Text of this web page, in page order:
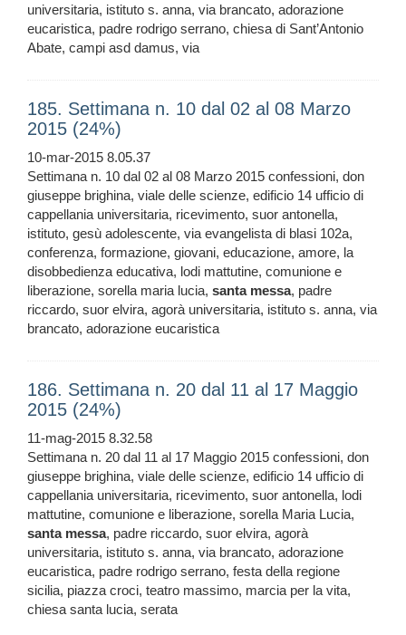
universitaria, istituto s. anna, via brancato, adorazione
eucaristica, padre rodrigo serrano, chiesa di Sant’Antonio
Abate, campi asd damus, via
185. Settimana n. 10 dal 02 al 08 Marzo
2015 (24%)
10-mar-2015 8.05.37
Settimana n. 10 dal 02 al 08 Marzo 2015 confessioni, don
giuseppe brighina, viale delle scienze, edificio 14 ufficio di
cappellania universitaria, ricevimento, suor antonella,
istituto, gesù adolescente, via evangelista di blasi 102a,
conferenza, formazione, giovani, educazione, amore, la
disobbedienza educativa, lodi mattutine, comunione e
liberazione, sorella maria lucia, santa messa, padre
riccardo, suor elvira, agorà universitaria, istituto s. anna, via
brancato, adorazione eucaristica
186. Settimana n. 20 dal 11 al 17 Maggio
2015 (24%)
11-mag-2015 8.32.58
Settimana n. 20 dal 11 al 17 Maggio 2015 confessioni, don
giuseppe brighina, viale delle scienze, edificio 14 ufficio di
cappellania universitaria, ricevimento, suor antonella, lodi
mattutine, comunione e liberazione, sorella Maria Lucia,
santa messa, padre riccardo, suor elvira, agorà
universitaria, istituto s. anna, via brancato, adorazione
eucaristica, padre rodrigo serrano, festa della regione
sicilia, piazza croci, teatro massimo, marcia per la vita,
chiesa santa lucia, serata